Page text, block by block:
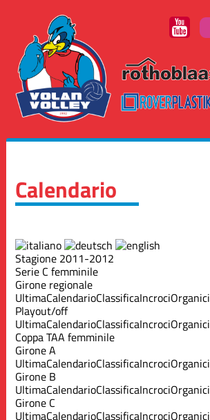
Calendario
Stagione 2011-2012
Serie C femminile
Girone regionale
UltimaCalendarioClassificaIncrociOrganici
Playout/off
UltimaCalendarioClassificaIncrociOrganici
Coppa TAA femminile
Girone A
UltimaCalendarioClassificaIncrociOrganici
Girone B
UltimaCalendarioClassificaIncrociOrganici
Girone C
UltimaCalendarioClassificaIncrociOrganici